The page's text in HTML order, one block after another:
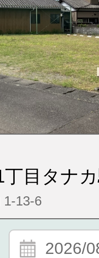
丁目タナ
1-13-6
2026/